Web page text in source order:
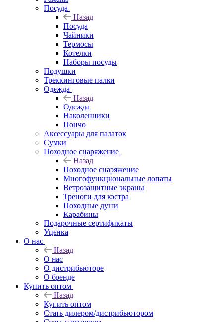
Посуда
Назад
Посуда
Чайники
Термосы
Котелки
Наборы посуды
Подушки
Треккинговые палки
Одежда
Назад
Одежда
Наколенники
Пончо
Аксессуары для палаток
Сумки
Походное снаряжение
Назад
Походное снаряжение
Многофункциональные лопаты
Ветрозащитные экраны
Треноги для костра
Походные души
Карабины
Подарочные сертификаты
Уценка
О нас
Назад
О нас
О дистрибьюторе
О бренде
Купить оптом
Назад
Купить оптом
Стать дилером/дистрибьютором